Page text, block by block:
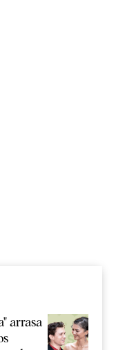
arrasa